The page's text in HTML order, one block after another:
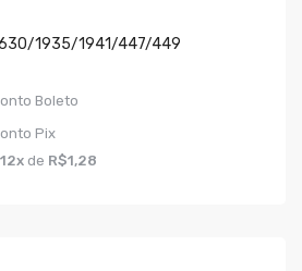
1935/1941/447/449
Boleto
Pix
12x de R$1,28